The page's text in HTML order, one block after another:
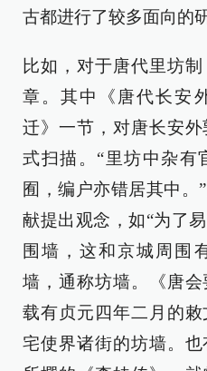
古都进行了较多面向的
比如，对于唐代里坊
章。其中《唐代长安
迁》一节，对唐长安
式扫描。“里坊中杂有
囿，编户亦错居其中。
献提出观念，如“为了
围墙，这和京城周围
墙，通称坊墙。《唐会
载有贞元四年二月的
宅使界诸街的坊墙。